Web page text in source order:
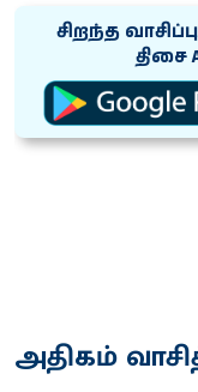
சிறந்த
திசை
அதிகம்